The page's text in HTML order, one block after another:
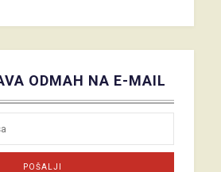
ODMAH NA E-MAIL